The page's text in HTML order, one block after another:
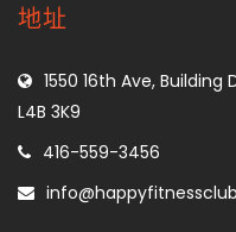
地址
1550 16th Ave,
L4B 3K9
416-559-3456